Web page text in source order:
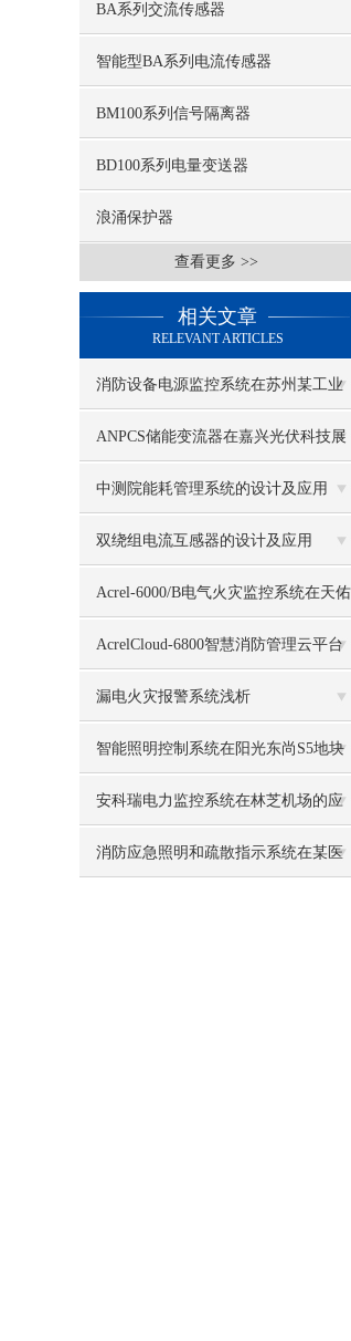
BA系列交流传感器
智能型BA系列电流传感器
BM100系列信号隔离器
BD100系列电量变送器
浪涌保护器
查看更多 >>
相关文章
RELEVANT ARTICLES
消防设备电源监控系统在苏州某工业
区项目的应用
ANPCS储能变流器在嘉兴光伏科技展
示馆的应用
中测院能耗管理系统的设计及应用
双绕组电流互感器的设计及应用
Acrel-6000/B电气火灾监控系统在天佑
医院中的应用
AcrelCloud-6800智慧消防管理云平台
在某中学的应用
漏电火灾报警系统浅析
智能照明控制系统在阳光东尚S5地块
的设计与应用
安科瑞电力监控系统在林芝机场的应
用
消防应急照明和疏散指示系统在某医